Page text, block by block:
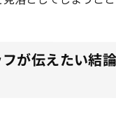
が伝えたい結